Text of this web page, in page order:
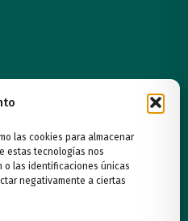
las cookies para almacenar
estas tecnologías nos
o las identificaciones únicas
negativamente a ciertas